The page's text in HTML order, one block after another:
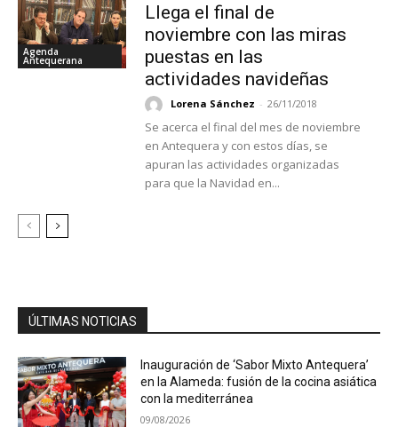
Agenda
Antequerana
Llega el final de
noviembre con las miras
puestas en las
actividades navideñas
Lorena Sánchez - 26/11/2018
Se acerca el final del mes de noviembre
en Antequera y con estos días, se
apuran las actividades organizadas
para que la Navidad en...
ÚLTIMAS NOTICIAS
Inauguración de ‘Sabor Mixto Antequera’
en la Alameda: fusión de la cocina asiática
con la mediterránea
09/08/2026